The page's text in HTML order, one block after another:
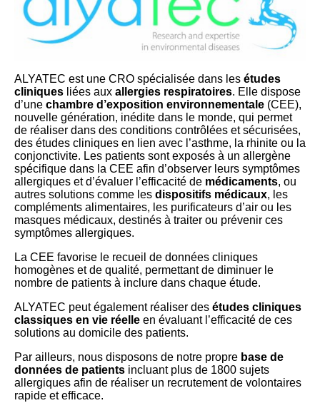
ALYATEC est une CRO spécialisée dans les études
cliniques liées aux allergies respiratoires. Elle dispose
d’une chambre d’exposition environnementale (CEE),
nouvelle génération, inédite dans le monde, qui permet
de réaliser dans des conditions contrôlées et sécurisées,
des études cliniques en lien avec l’asthme, la rhinite ou la
conjonctivite. Les patients sont exposés à un allergène
spécifique dans la CEE afin d’observer leurs symptômes
allergiques et d’évaluer l’efficacité de médicaments, ou
autres solutions comme les dispositifs médicaux, les
compléments alimentaires, les purificateurs d’air ou les
masques médicaux, destinés à traiter ou prévenir ces
symptômes allergiques.
La CEE favorise le recueil de données cliniques
homogènes et de qualité, permettant de diminuer le
nombre de patients à inclure dans chaque étude.
ALYATEC peut également réaliser des études cliniques
classiques en vie réelle en évaluant l’efficacité de ces
solutions au domicile des patients.
Par ailleurs, nous disposons de notre propre base de
données de patients incluant plus de 1800 sujets
allergiques afin de réaliser un recrutement de volontaires
rapide et efficace.